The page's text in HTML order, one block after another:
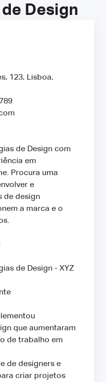
Design
123, Lisboa,
de Design com
em
Procura uma
e
de design
a marca e o
de Design - XYZ
que aumentaram
de trabalho em
de designers e
criar projetos